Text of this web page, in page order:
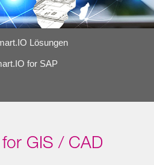
Lösungen
for SAP
GIS / CAD